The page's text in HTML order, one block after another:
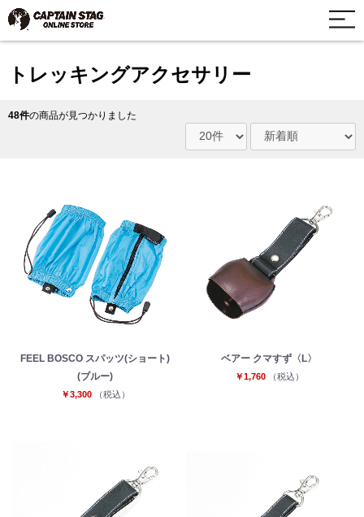
トレッキングアクセサリー
48件の商品が見つかりました
FEEL BOSCO スパッツ(ショート)
(ブルー)
￥3,300 （税込）
ベアー クマすず〈L〉
￥1,760 （税込）